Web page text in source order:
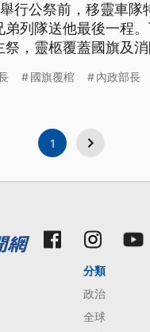
行公祭前，移靈車隊
弟列隊送他最後一程
，靈柩覆蓋國旗及
國旗覆棺 內政部長
1
分類
政治
全球